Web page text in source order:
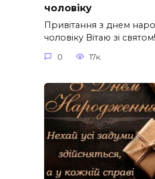
чоловіку
Привітання з днем
чоловіку Вітаю зі святом!
0 17к.